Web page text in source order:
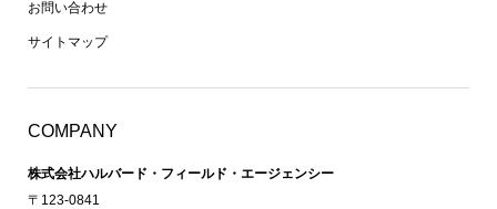
お問い合わせ
サイトマップ
COMPANY
株式会社ハルバード・フィールド・エージェンシー
〒123-0841